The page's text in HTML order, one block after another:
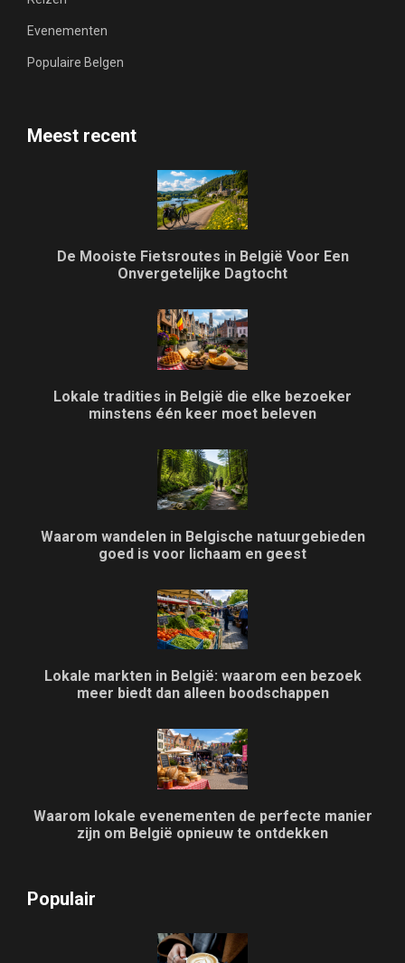
Evenementen
Populaire Belgen
Meest recent
De Mooiste Fietsroutes in België Voor Een
Onvergetelijke Dagtocht
Lokale tradities in België die elke bezoeker
minstens één keer moet beleven
Waarom wandelen in Belgische natuurgebieden
goed is voor lichaam en geest
Lokale markten in België: waarom een bezoek
meer biedt dan alleen boodschappen
Waarom lokale evenementen de perfecte manier
zijn om België opnieuw te ontdekken
Populair